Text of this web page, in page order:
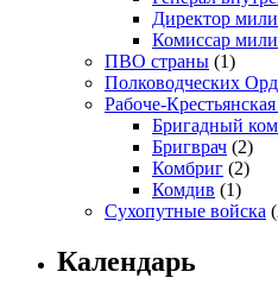
Директор
Комиссар
ПВО страны (1)
Полководческих
Рабоче-
Бригадный
Бригврач (2)
Комбриг (2)
Комдив (1)
Сухопутные войска
Календарь